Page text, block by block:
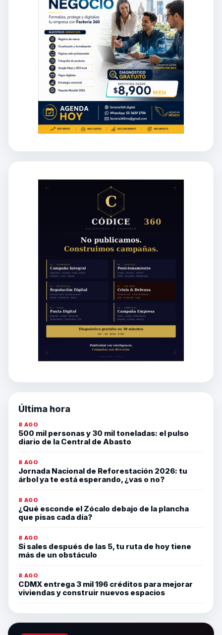
Última hora
8 AGO
500 mil personas y 30 mil toneladas: el pulso
diario de la Central de Abasto
8 AGO
Jornada Nacional de Reforestación 2026: tu
árbol ya te está esperando, ¿vas o no?
8 AGO
¿Qué esconde el Zócalo debajo de la plancha
que pisas cada día?
8 AGO
Si sales después de las 5, tu ruta de hoy tiene
más de un obstáculo
8 AGO
CDMX entrega 3 mil 196 créditos para mejorar
viviendas y construir nuevos espacios